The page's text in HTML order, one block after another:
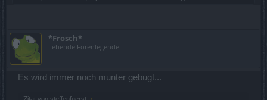
*Frosch*
Lebende Forenlegende
Es wird immer noch munter gebugt...